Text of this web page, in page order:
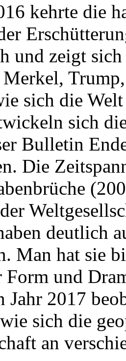
kehrte die
und zeigt
Merkel,
sich die
sich
Bulletin
Die
deutlich
Man hat sie
Form und
Jahr 2017
sich die
an